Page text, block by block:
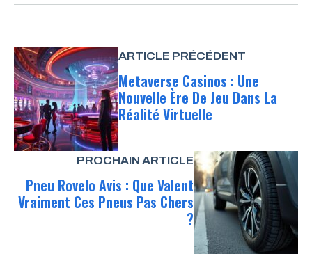
ARTICLE PRÉCÉDENT
Metaverse Casinos : Une
Nouvelle Ère De Jeu Dans La
Réalité Virtuelle
PROCHAIN ARTICLE
Pneu Rovelo Avis : Que Valent
Vraiment Ces Pneus Pas Chers
?